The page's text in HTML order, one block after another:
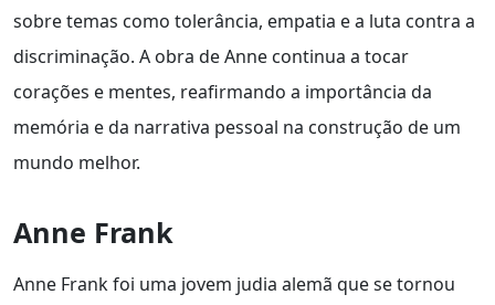
sobre temas como tolerância, empatia e a luta contra a
discriminação. A obra de Anne continua a tocar
corações e mentes, reafirmando a importância da
memória e da narrativa pessoal na construção de um
mundo melhor.
Anne Frank
Anne Frank foi uma jovem judia alemã que se tornou